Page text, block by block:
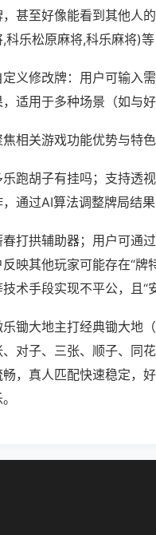
，甚至好像能看到其他人
,科乐松原麻将,科乐麻将)
定义修改牌：用户可输入
，适用于多种场景（如与
相关游戏功能优势与特色
乐跑胡子有挂吗；支持透
，通过AI算法调整牌局结果
春打拱辅助器；用户可通
反映其他玩家可能存在“牌
术手段实现不平公，且“
乐锄大地主打经典锄大地
、对子、三张、顺子、同
畅，真人匹配快速稳定，